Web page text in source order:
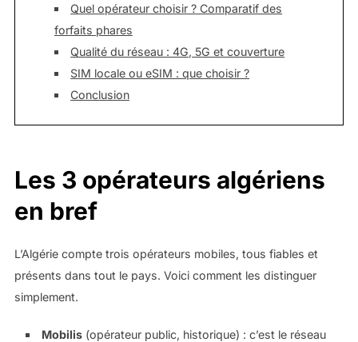
Quel opérateur choisir ? Comparatif des
forfaits phares
Qualité du réseau : 4G, 5G et couverture
SIM locale ou eSIM : que choisir ?
Conclusion
Les 3 opérateurs algériens
en bref
L’Algérie compte trois opérateurs mobiles, tous fiables et
présents dans tout le pays. Voici comment les distinguer
simplement.
Mobilis (opérateur public, historique) : c’est le réseau